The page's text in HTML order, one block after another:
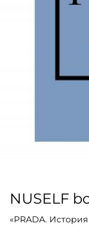
NUSELF
«PRADA.